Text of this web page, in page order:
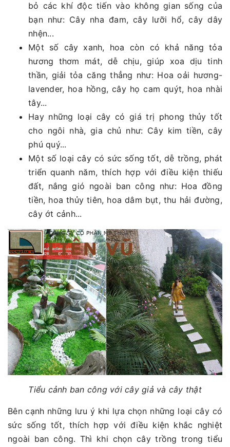
bỏ các khí độc tiến vào không gian sống của
bạn như: Cây nha đam, cây lưỡi hổ, cây dây
nhện...
Một số cây xanh, hoa còn có khả năng tỏa
hương thơm mát, dễ chịu, giúp xoa dịu tinh
thần, giải tỏa căng thẳng như: Hoa oải hương-
lavender, hoa hồng, cây họ cam quýt, hoa nhài
tây...
Hay những loại cây có giá trị phong thủy tốt
cho ngôi nhà, gia chủ như: Cây kim tiền, cây
phú quý...
Một số loại cây có sức sống tốt, dễ trồng, phát
triển quanh năm, thích hợp với điều kiện thiếu
đất, nắng gió ngoài ban công như: Hoa đồng
tiền, hoa thủy tiên, hoa dâm bụt, thu hải đường,
cây ớt cảnh...
Tiểu cảnh ban công với cây giả và cây thật
Bên cạnh những lưu ý khi lựa chọn những loại cây có
sức sống tốt, thích hợp với điều kiện khắc nghiệt
ngoài ban công. Thì khi chọn cây trồng trong tiểu